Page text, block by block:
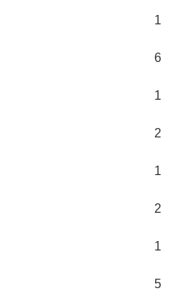
1
6
1
2
1
2
1
5